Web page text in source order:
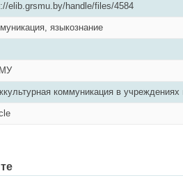
elib.grsmu.by/handle/files/4584
языкознание
коммуникация в учреждениях